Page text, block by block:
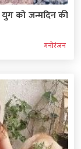
को जन्मदिन की
मनोरंजन